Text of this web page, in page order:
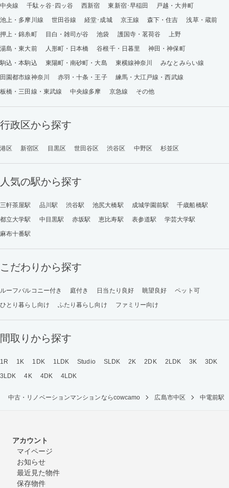
中央線
千駄ヶ谷･四ッ谷 西新宿 東新宿･早稲田
戸越・大井町
池上・多摩川線
世田谷線 経堂･成城 京王線 森下・住吉
浅草・蔵前
押上・錦糸町
目白・雑司が谷 池袋 護国寺・茗荷谷
上野
湯島・東大前
人形町・日本橋 谷根千・日暮里
神田・神保町
駒込・本駒込
東陽町・南砂町・大島 東横線神奈川
みなとみらい線
田園都市線神奈川
赤羽・十条・王子
練馬・大江戸線・西武線
板橋・三田線・東武線
中央線多摩 京急線 その他
行政区から探す
港区 新宿区 目黒区 世田谷区 渋谷区 中野区 杉並区
人気の駅から探す
三軒茶屋駅 品川駅 渋谷駅 池尻大橋駅 成城学園前駅
千歳船橋駅
都立大学駅
中目黒駅 赤坂駅 恵比寿駅 表参道駅
学芸大学駅
麻布十番駅
こだわりから探す
ルーフバルコニー付き 庭付き 日当たり良好 眺望良好
ペット可
ひとり暮らし向け
ふたり暮らし向け ファミリー向け
間取りから探す
1R 1K 1DK 1LDK Studio SLDK 2K 2DK 2LDK 3K
3DK
3LDK
4K 4DK 4LDK
中古・リノベーションマンションならcowcamo 広島市中区 中電前駅
アカウント
マイページ
お知らせ
最近見た物件
保存物件